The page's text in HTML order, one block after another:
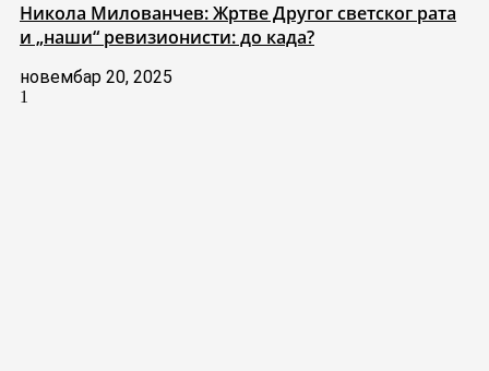
Никола Милованчев: Жртве Другог светског рата
и „наши“ ревизионисти: до када?
новембар 20, 2025